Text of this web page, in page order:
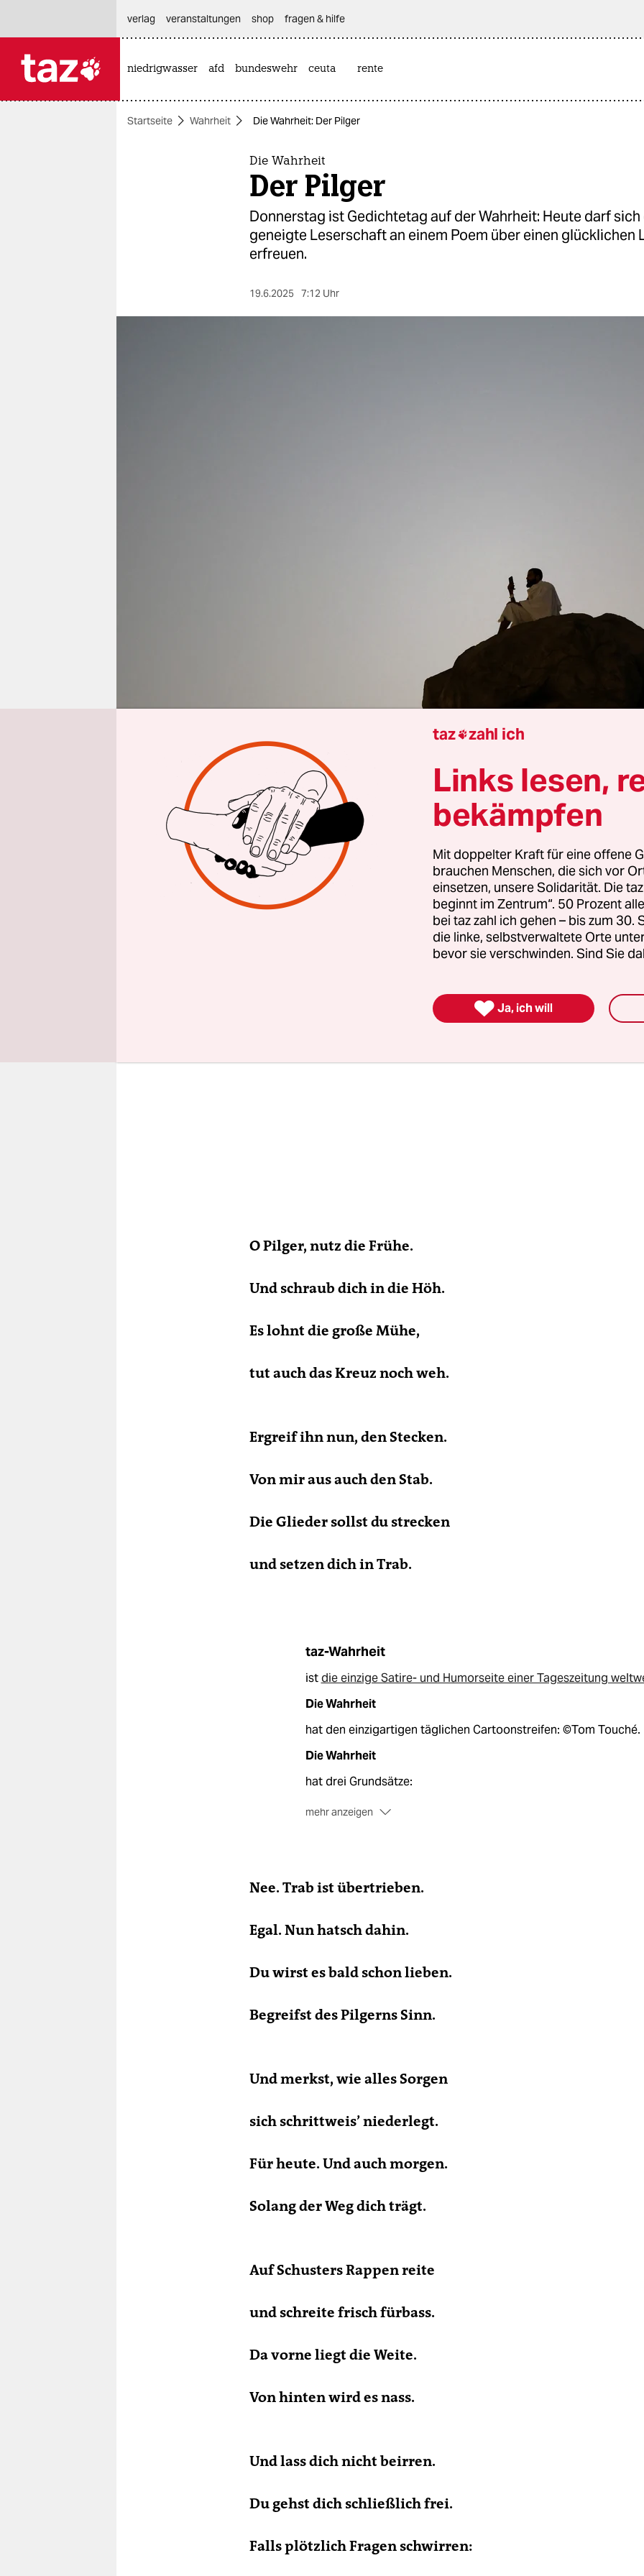
themen
verlag
veranstaltungen shop fragen & hilfe
niedrigwasser afd bundeswehr ceuta rente
Startseite Wahrheit Die Wahrheit: Der Pilger
Die Wahrheit
Der Pilger
Donnerstag ist Gedichtetag auf der Wahrheit: Heute darf sich
geneigte Leserschaft an einem Poem über einen glücklichen
erfreuen.
19.6.2025 7:12 Uhr
VonHolger Paetz
Das Herbergsbett erzittert
vor fremdem Schnarch-Radau.
Der Pilger lechzt verbittert
nach Schlaf im fahlen Grau.
O Pilger, nutz die Frühe.
Und schraub dich in die Höh.
Es lohnt die große Mühe,
tut auch das Kreuz noch weh.
Ergreif ihn nun, den Stecken.
Von mir aus auch den Stab.
Die Glieder sollst du strecken
und setzen dich in Trab.
taz-Wahrheit
istdie einzige Satire- und Humorseite einer Tageszeitung
Die Wahrheit
hat den einzigartigen täglichen Cartoonstreifen: ©Tom Touché.
Die Wahrheit
hat drei Grundsätze:
mehr anzeigen
Warum beweisen, wenn man behaupten kann.
kann.
Nee. Trab ist übertrieben.
Egal. Nun hatsch dahin.
Du wirst es bald schon lieben.
Begreifst des Pilgerns Sinn.
Und merkst, wie alles Sorgen
sich schrittweis’niederlegt.
Für heute. Und auch morgen.
Solang der Weg dich trägt.
Auf Schusters Rappen reite
und schreite frisch fürbass.
Da vorne liegt die Weite.
Von hinten wird es nass.
Und lass dich nicht beirren.
Du gehst dich schließlich frei.
Falls plötzlich Fragen schwirren:
taz zahl ich
Links lesen,
bekämpfen
Mit doppelter Kraft für eine offene
brauchen Menschen, die sich vor
einsetzen, unsere Solidarität. Die
beginnt im Zentrum“. 50 Prozent
bei taz zahl ich gehen – bis zum
die linke, selbstverwaltete Orte
bevor sie verschwinden. Sind Sie
 Ja, ich will